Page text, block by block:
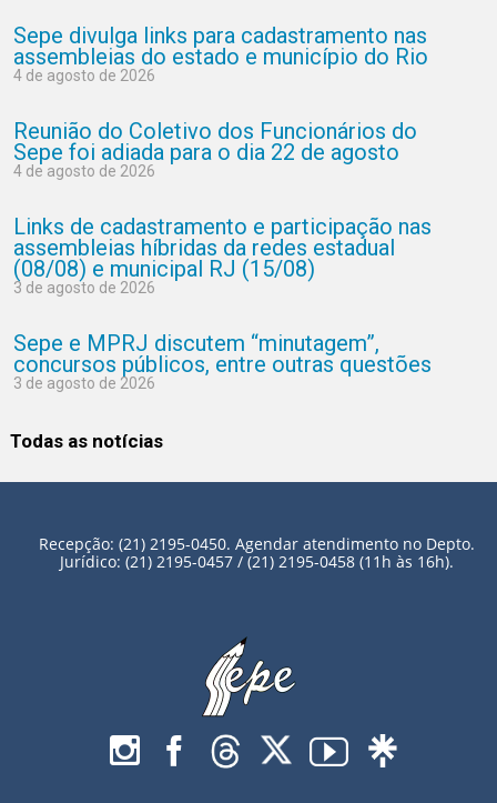
Sepe divulga links para cadastramento nas
assembleias do estado e município do Rio
4 de agosto de 2026
Reunião do Coletivo dos Funcionários do
Sepe foi adiada para o dia 22 de agosto
4 de agosto de 2026
Links de cadastramento e participação nas
assembleias híbridas da redes estadual
(08/08) e municipal RJ (15/08)
3 de agosto de 2026
Sepe e MPRJ discutem “minutagem”,
concursos públicos, entre outras questões
3 de agosto de 2026
Todas as notícias
Recepção: (21) 2195-0450. Agendar atendimento no Depto.
Jurídico: (21) 2195-0457 / (21) 2195-0458 (11h às 16h).